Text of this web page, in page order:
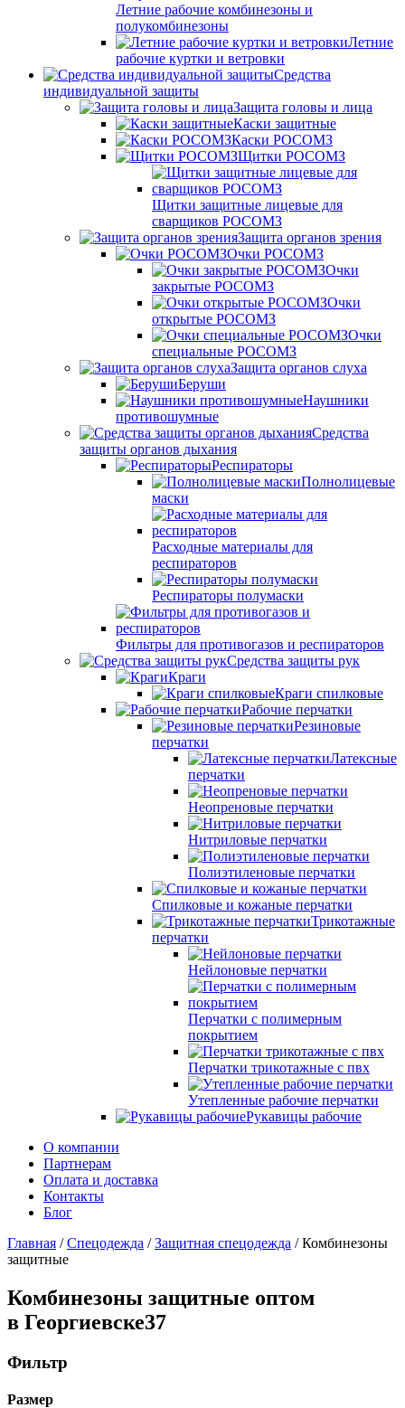
Летние рабочие комбинезоны и
полукомбинезоны
Летние
рабочие куртки и ветровки
Средства
индивидуальной защиты
Защита головы и лица
Каски защитные
Каски РОСОМЗ
Щитки РОСОМЗ
Щитки защитные лицевые для
сварщиков РОСОМЗ
Защита органов зрения
Очки РОСОМЗ
Очки
закрытые РОСОМЗ
Очки
открытые РОСОМЗ
Очки
специальные РОСОМЗ
Защита органов слуха
Беруши
Наушники
противошумные
Средства
защиты органов дыхания
Респираторы
Полнолицевые
маски
Расходные материалы для
респираторов
Респираторы полумаски
Фильтры для противогазов и респираторов
Средства защиты рук
Краги
Краги спилковые
Рабочие перчатки
Резиновые
перчатки
Латексные
перчатки
Неопреновые перчатки
Нитриловые перчатки
Полиэтиленовые перчатки
Спилковые и кожаные перчатки
Трикотажные
перчатки
Нейлоновые перчатки
Перчатки с полимерным
покрытием
Перчатки трикотажные с пвх
Утепленные рабочие перчатки
Рукавицы рабочие
О компании
Партнерам
Оплата и доставка
Контакты
Блог
Главная /Спецодежда /Защитная спецодежда / Комбинезоны
защитные
Комбинезоны защитные оптом
в Георгиевске37
Фильтр
Размер